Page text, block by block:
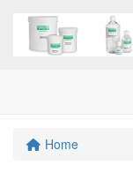
Home